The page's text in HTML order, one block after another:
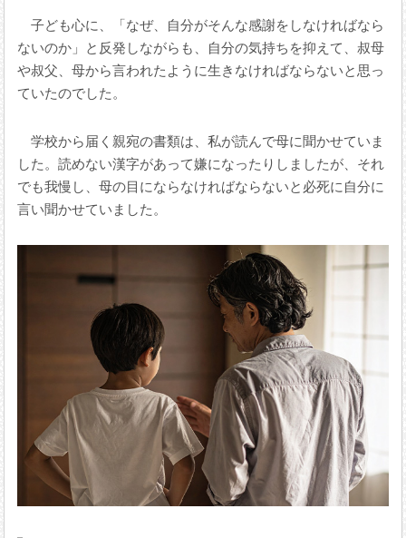
子ども心に、「なぜ、自分がそんな感謝をしなければなら
ないのか」と反発しながらも、自分の気持ちを抑えて、叔母
や叔父、母から言われたように生きなければならないと思っ
ていたのでした。
学校から届く親宛の書類は、私が読んで母に聞かせていま
した。読めない漢字があって嫌になったりしましたが、それ
でも我慢し、母の目にならなければならないと必死に自分に
言い聞かせていました。